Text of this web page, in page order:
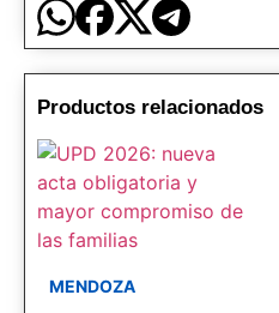
Productos relacionados
MENDOZA